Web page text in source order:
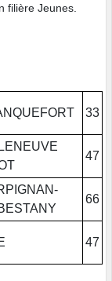
filière Jeunes.
33
47
66
47